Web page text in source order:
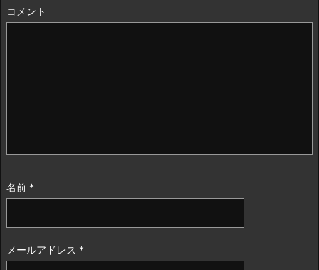
コメント
名前 *
メールアドレス *